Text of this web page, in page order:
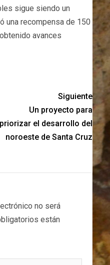
sigue siendo un
una recompensa de 150
avances
Siguiente
Un proyecto para
priorizar el desarrollo del
noroeste de Santa Cruz
no será
están